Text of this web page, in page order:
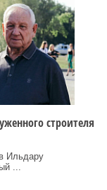
строителя
Ильдару
...